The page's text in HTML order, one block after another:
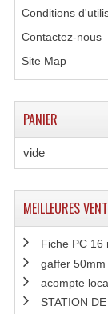
Conditions
Contactez-nous
Site Map
PANIER
vide
MEILLEURES
Fiche PC 16
gaffer 50mm
acompte
STATION